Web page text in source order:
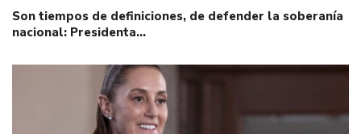
Son tiempos de definiciones, de defender la soberanía
nacional: Presidenta…